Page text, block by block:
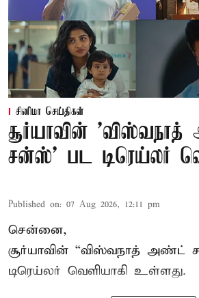
சினிமா செய்திகள்
சூர்யாவின்
சன்ஸ்' பட டிரெய்லர்
Published on: 07 Aug 2026, 12:11 pm
சென்னை,
சூர்யாவின் “விஸ்வநாத் அண்ட்
டிரெய்லர் வெளியாகி உள்ளது.